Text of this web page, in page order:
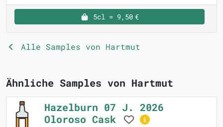
5cl = 9,50 €
Alle Samples von Hartmut
Ähnliche Samples von Hartmut
Hazelburn 07 J. 2026
Oloroso Cask